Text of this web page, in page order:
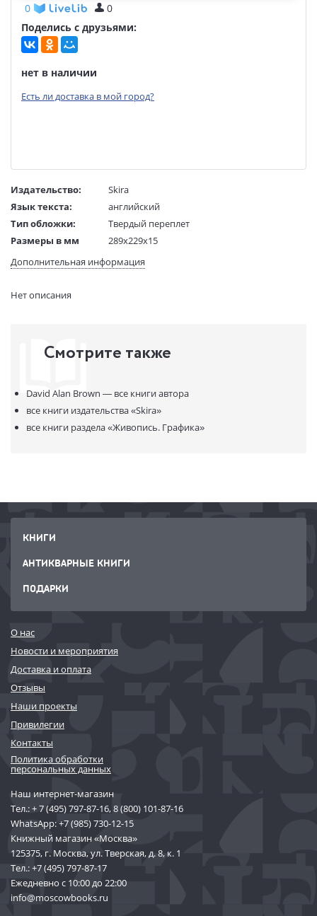
0
0
Поделись с друзьями:
нет в наличии
Есть ли доставка в мой город?
Издательство:
Skira
Язык текста:
английский
Тип обложки:
Твердый переплет
Размеры в мм
289x229x15
Вес:
1456 гр.
Код товара:
В продаже с:
10.11.2023
Дополнительная информация
Нет описания
Смотрите также
David Alan Brown — все книги автора
все книги издательства«Skira»
все книги раздела«Живопись. Графика»
КНИГИ
АНТИКВАРНЫЕ КНИГИ
ПОДАРКИ
О нас
Новости и мероприятия
Доставка и оплата
Отзывы
Наши проекты
Привилегии
Контакты
Политика обработки
персональных данных
Наш интернет-магазин
Тел.:+ 7 (495) 797-87-16,8 (800) 101-87-16
WhatsApp:+7 (985) 730-12-15
Книжный магазин «Москва»
125375, г. Москва, ул. Тверская, д. 8, к. 1
Тел.:+7 (495) 797-87-17
Ежедневно с 10:00 до 22:00
info@moscowbooks.ru